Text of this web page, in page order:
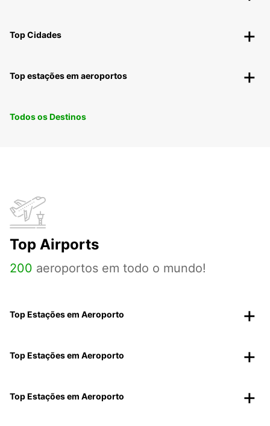
Top Cidades
Top estações em aeroportos
Todos os Destinos
Top Airports
200 aeroportos em todo o mundo!
Top Estações em Aeroporto
Top Estações em Aeroporto
Top Estações em Aeroporto